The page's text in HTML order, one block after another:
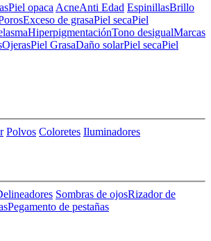
Piel opaca AcneAnti Edad EspinillasBrillo
Exceso de grasaPiel secaPiel
HiperpigmentaciónTono desigualMarcas
OjerasPiel GrasaDaño solarPiel secaPiel
Polvos Coloretes Iluminadores
Sombras de ojosRizador de
Pegamento de pestañas